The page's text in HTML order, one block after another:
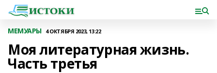
МЕМУАРЫ 4 ОКТЯБРЯ 2023, 13:22
Моя литературная жизнь.
Часть третья